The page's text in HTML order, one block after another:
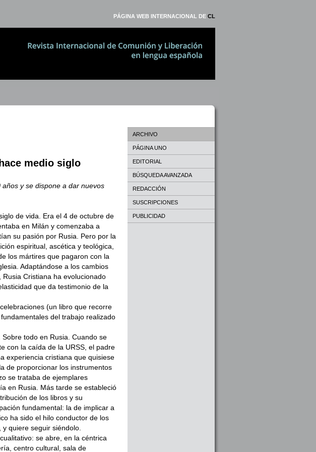
PÁGINA WEB INTERNACIONAL DE CL
medio siglo
y se dispone a dar nuevos
de vida. Era el 4 de octubre de
en Milán y comenzaba a
su pasión por Rusia. Pero por la
espiritual, ascética y teológica,
los mártires que pagaron con la
Adaptándose a los cambios
Cristiana ha evolucionado
que da testimonio de la
(un libro que recorre
del trabajo realizado
todo en Rusia. Cuando se
con la caída de la URSS, el padre
experiencia cristiana que quisiese
de proporcionar los instrumentos
se trataba de ejemplares
en Rusia. Más tarde se estableció
de los libros y su
fundamental: la de implicar a
ha sido el hilo conductor de los
quiere seguir siéndolo.
se abre, en la céntrica
centro cultural, sala de
ARCHIVO
PÁGINA UNO
EDITORIAL
BÚSQUEDA AVANZADA
REDACCIÓN
SUSCRIPCIONES
PUBLICIDAD